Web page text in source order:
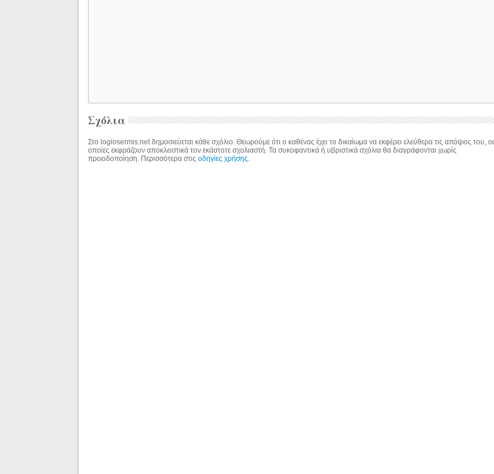
Σχόλια
Στο logiosermis.net δημοσιεύεται κάθε σχόλιο. Θεωρούμε ότι ο καθένας έχει το δικαίωμα να εκφέρει ελεύθερα τις απόψεις του, οι
οποίες εκφράζουν αποκλειστικά τον εκάστοτε σχολιαστή. Τα συκοφαντικά ή υβριστικά σχόλια θα διαγράφονται χωρίς
προειδοποίηση. Περισσότερα στιςοδηγίες χρήσης